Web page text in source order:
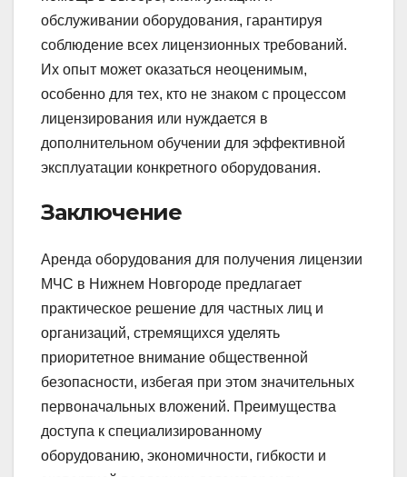
обслуживании оборудования, гарантируя
соблюдение всех лицензионных требований.
Их опыт может оказаться неоценимым,
особенно для тех, кто не знаком с процессом
лицензирования или нуждается в
дополнительном обучении для эффективной
эксплуатации конкретного оборудования.
Заключение
Аренда оборудования для получения лицензии
МЧС в Нижнем Новгороде предлагает
практическое решение для частных лиц и
организаций, стремящихся уделять
приоритетное внимание общественной
безопасности, избегая при этом значительных
первоначальных вложений. Преимущества
доступа к специализированному
оборудованию, экономичности, гибкости и